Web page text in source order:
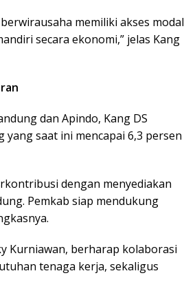
memiliki akses modal
secara ekonomi,” jelas Kang
dan Apindo, Kang DS
saat ini mencapai 6,3 persen
dengan menyediakan
Pemkab siap mendukung
Kurniawan, berharap kolaborasi
tenaga kerja, sekaligus